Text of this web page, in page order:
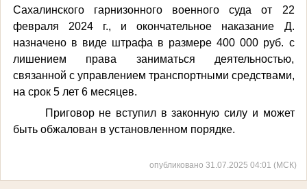
Сахалинского гарнизонного военного суда от 22
февраля 2024 г., и окончательное наказание Д.
назначено в виде штрафа в размере 400 000 руб. с
лишением права заниматься деятельностью,
связанной с управлением транспортными средствами,
на срок 5 лет 6 месяцев.
Приговор не вступил в законную силу и может
быть обжалован в установленном порядке.
опубликовано 31.07.2025 04:01 (МСК)